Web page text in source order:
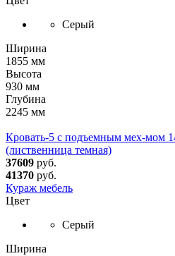
Серый
Ширина
1855 мм
Высота
930 мм
Глубина
2245 мм
Кровать-5 с подъемным мех-мом
(лиственница темная)
37609 руб.
41370 руб.
Кураж мебель
Цвет
Серый
Ширина